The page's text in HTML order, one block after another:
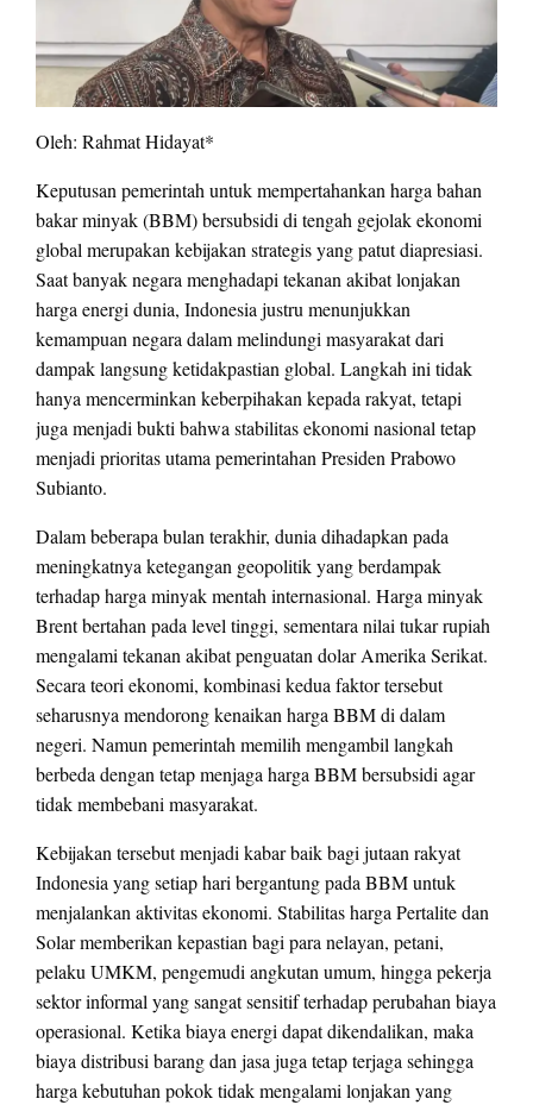
Oleh: Rahmat Hidayat*
Keputusan pemerintah untuk mempertahankan harga bahan
bakar minyak (BBM) bersubsidi di tengah gejolak ekonomi
global merupakan kebijakan strategis yang patut diapresiasi.
Saat banyak negara menghadapi tekanan akibat lonjakan
harga energi dunia, Indonesia justru menunjukkan
kemampuan negara dalam melindungi masyarakat dari
dampak langsung ketidakpastian global. Langkah ini tidak
hanya mencerminkan keberpihakan kepada rakyat, tetapi
juga menjadi bukti bahwa stabilitas ekonomi nasional tetap
menjadi prioritas utama pemerintahan Presiden Prabowo
Subianto.
Dalam beberapa bulan terakhir, dunia dihadapkan pada
meningkatnya ketegangan geopolitik yang berdampak
terhadap harga minyak mentah internasional. Harga minyak
Brent bertahan pada level tinggi, sementara nilai tukar rupiah
mengalami tekanan akibat penguatan dolar Amerika Serikat.
Secara teori ekonomi, kombinasi kedua faktor tersebut
seharusnya mendorong kenaikan harga BBM di dalam
negeri. Namun pemerintah memilih mengambil langkah
berbeda dengan tetap menjaga harga BBM bersubsidi agar
tidak membebani masyarakat.
Kebijakan tersebut menjadi kabar baik bagi jutaan rakyat
Indonesia yang setiap hari bergantung pada BBM untuk
menjalankan aktivitas ekonomi. Stabilitas harga Pertalite dan
Solar memberikan kepastian bagi para nelayan, petani,
pelaku UMKM, pengemudi angkutan umum, hingga pekerja
sektor informal yang sangat sensitif terhadap perubahan biaya
operasional. Ketika biaya energi dapat dikendalikan, maka
biaya distribusi barang dan jasa juga tetap terjaga sehingga
harga kebutuhan pokok tidak mengalami lonjakan yang